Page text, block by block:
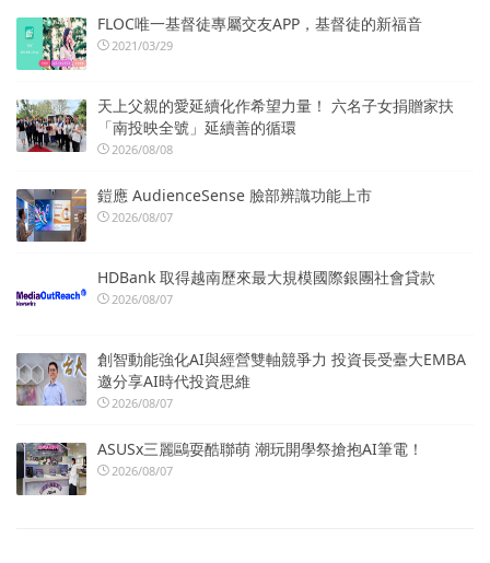
FLOC唯一基督徒專屬交友APP，基督徒的新福音
2021/03/29
天上父親的愛延續化作希望力量！ 六名子女捐贈家扶
「南投映全號」延續善的循環
2026/08/08
鎧應 AudienceSense 臉部辨識功能上市
2026/08/07
HDBank 取得越南歷來最大規模國際銀團社會貸款
2026/08/07
創智動能強化AI與經營雙軸競爭力 投資長受臺大EMBA
邀分享AI時代投資思維
2026/08/07
ASUSx三麗鷗耍酷聯萌 潮玩開學祭搶抱AI筆電！
2026/08/07